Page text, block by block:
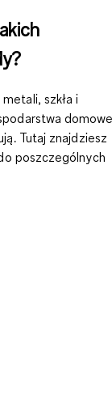
szkła i
Tutaj znajdziesz
poszczególnych